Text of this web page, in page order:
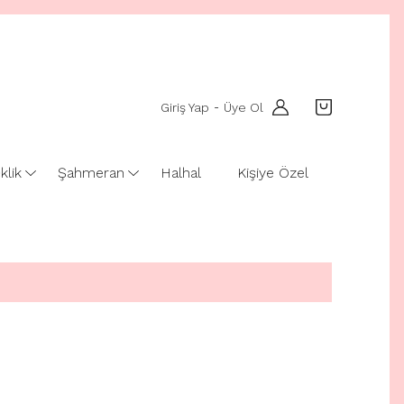
Giriş Yap - Üye Ol
Şahmeran Halhal Kişiye Özel